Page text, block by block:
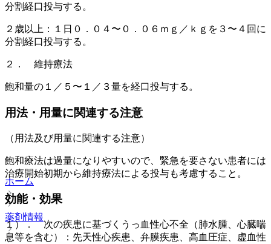
分割経口投与する。
２歳以上：１日０．０４〜０．０６ｍｇ／ｋｇを３〜４回に
分割経口投与する。
２． 維持療法
飽和量の１／５〜１／３量を経口投与する。
用法・用量に関連する注意
（用法及び用量に関連する注意）
飽和療法は過量になりやすいので、緊急を要さない患者には
治療開始初期から維持療法による投与も考慮すること。
効能・効果
１）． 次の疾患に基づくうっ血性心不全（肺水腫、心臓喘
息等を含む）：先天性心疾患、弁膜疾患、高血圧症、虚血性
ホーム
薬剤情報